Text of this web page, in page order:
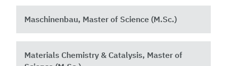
Maschinenbau, Master of Science (M.Sc.)
Materials Chemistry & Catalysis, Master of